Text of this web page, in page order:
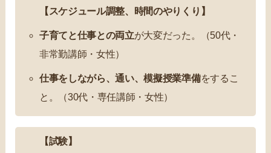
【スケジュール調整、時間のやりくり】
子育てと仕事との両立が大変だった。（50代・
非常勤講師・女性）
仕事をしながら、通い、模擬授業準備をするこ
と。（30代・専任講師・女性）
【試験】